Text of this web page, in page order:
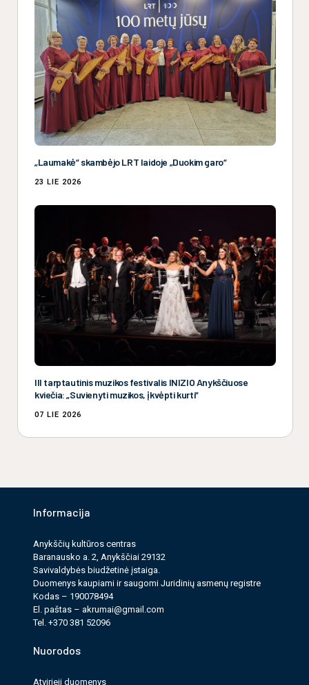
„Laumakė“ skambėjo LRT laidoje „Duokim garo“
23 LIE 2026
III tarptautinis muzikos festivalis INIZIO Anykščiuose
kviečia: „Suvienyti muzikos, įkvėpti kurti“
07 LIE 2026
Informacija
Anykščių kultūros cen­tras
Baranausko a. 2, Anykščiai 29132
Savi­valdy­bės biudžet­inė įstaiga.
Duomenys kau­pi­ami ir saugomi Juri­dinių asmenų reg­istre
Kodas – 190078494
El. paš­tas – akrumai@gmail.com
Tel. +370 381 52096
Nuorodos
Atvirieji duomenys